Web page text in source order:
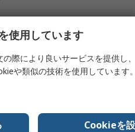
ラウドなし
使用しています
際により良いサービスを提供し
や類似の技術を使用しています
Cookieを